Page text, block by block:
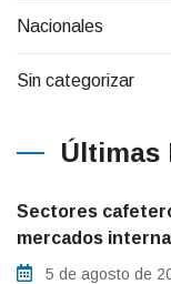
Nacionales
Sin categorizar
Últimas
Sectores
mercados
5 de agosto de